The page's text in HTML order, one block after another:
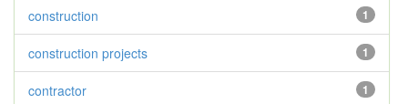
1
construction
1
construction projects
1
contractor